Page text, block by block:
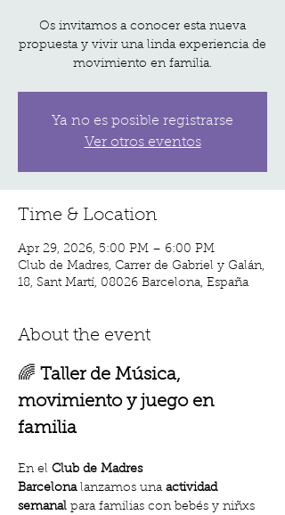
Os invitamos a conocer esta nueva
propuesta y vivir una linda experiencia de
movimiento en familia.
Ya no es posible registrarse
Ver otros eventos
Time & Location
Apr 29, 2026, 5:00 PM – 6:00 PM
Club de Madres, Carrer de Gabriel y Galán,
18, Sant Martí, 08026 Barcelona, España
About the event
🌈 Taller de Música,
movimiento y juego en
familia
En el Club de Madres
Barcelona lanzamos una actividad
semanal para familias con bebés y niñxs